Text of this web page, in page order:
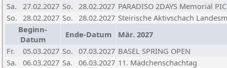
Sa.
27.02.2027 So. 28.02.2027 PARADISO 2DAYS Memorial
So. 28.02.2027 So. 28.02.2027 Steirische Aktivschach
Beginn-
Datum
Ende-Datum
Mär. 2027
Fr.
05.03.2027 So. 07.03.2027 BASEL SPRING OPEN
Sa.
06.03.2027 Sa. 06.03.2027 11. Mädchenschachtag